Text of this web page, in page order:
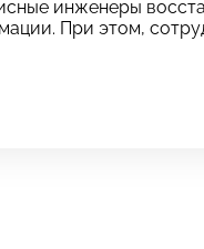
инженеры
При этом,